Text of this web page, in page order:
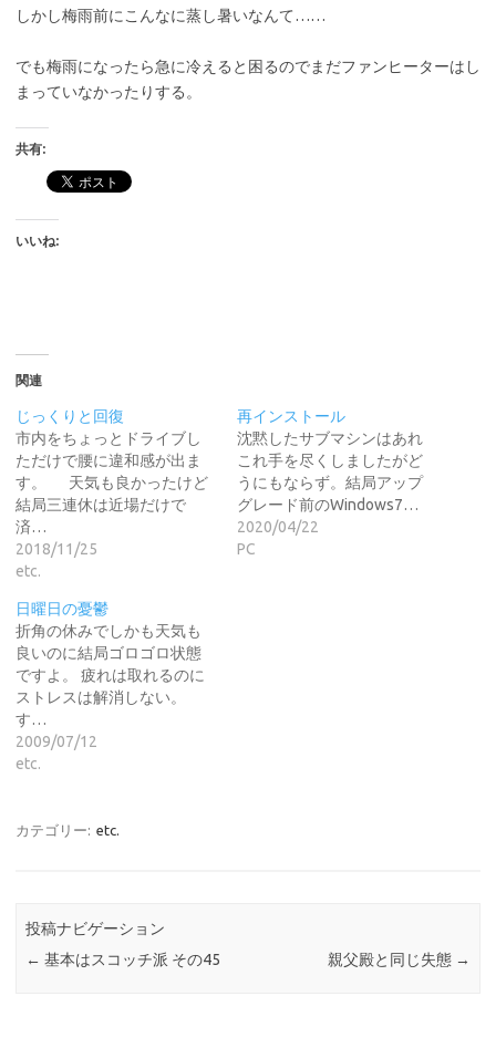
しかし梅雨前にこんなに蒸し暑いなんて……
でも梅雨になったら急に冷えると困るのでまだファンヒーターはし
まっていなかったりする。
共有:
いいね:
関連
じっくりと回復
市内をちょっとドライブし
ただけで腰に違和感が出ま
す。 天気も良かったけど
結局三連休は近場だけで
済…
2018/11/25
etc.
再インストール
沈黙したサブマシンはあれ
これ手を尽くしましたがど
うにもならず。結局アップ
グレード前のWindows7…
2020/04/22
PC
日曜日の憂鬱
折角の休みでしかも天気も
良いのに結局ゴロゴロ状態
ですよ。 疲れは取れるのに
ストレスは解消しない。
す…
2009/07/12
etc.
カテゴリー: etc.
投稿ナビゲーション
← 基本はスコッチ派 その45 親父殿と同じ失態 →